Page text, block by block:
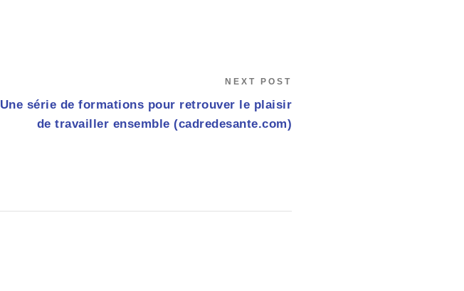
NEXT POST
Une série de formations pour retrouver le plaisir
de travailler ensemble (cadredesante.com)